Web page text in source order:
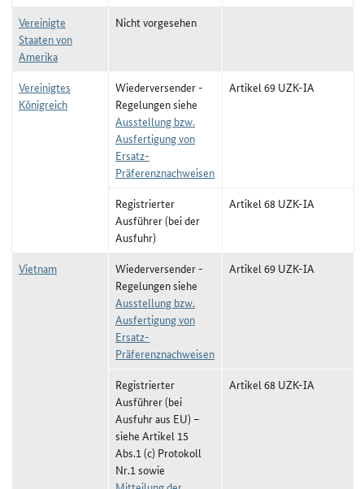
Vereinigte
Staaten von
Amerika
Nicht vorgesehen
Vereinigtes
Königreich
Wiederversender -
Regelungen siehe
Ausstellung bzw.
Ausfertigung von
Ersatz-
Präferenznachweisen
Artikel 69 UZK-IA
Registrierter
Ausführer (bei der
Ausfuhr)
Artikel 68 UZK-IA
Vietnam
Wiederversender -
Regelungen siehe
Ausstellung bzw.
Ausfertigung von
Ersatz-
Präferenznachweisen
Artikel 69 UZK-IA
Registrierter
Ausführer (bei
Ausfuhr aus EU) –
siehe Artikel 15
Abs.1 (c) Protokoll
Nr.1 sowie
Artikel 68 UZK-IA